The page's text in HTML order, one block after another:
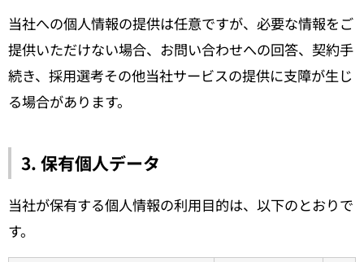
当社への個人情報の提供は任意ですが、必要な情報をご
提供いただけない場合、お問い合わせへの回答、契約手
続き、採用選考その他当社サービスの提供に支障が生じ
る場合があります。
3. 保有個人データ
当社が保有する個人情報の利用目的は、以下のとおりで
す。